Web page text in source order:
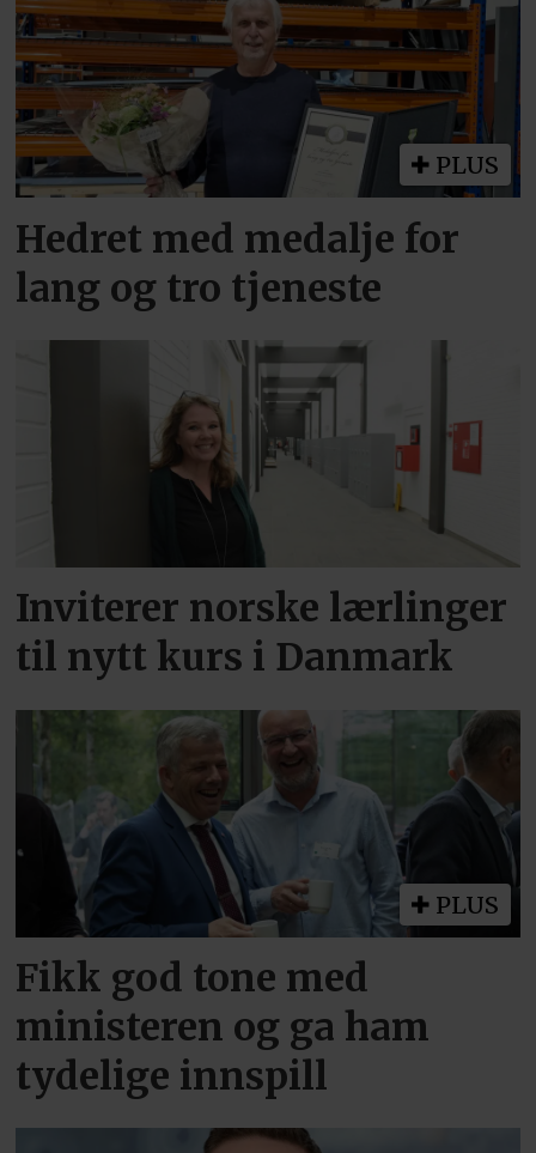
PLUS
Hedret med medalje for
lang og tro tjeneste
Inviterer norske lærlinger
til nytt kurs i Danmark
PLUS
Fikk god tone med
ministeren og ga ham
tydelige innspill